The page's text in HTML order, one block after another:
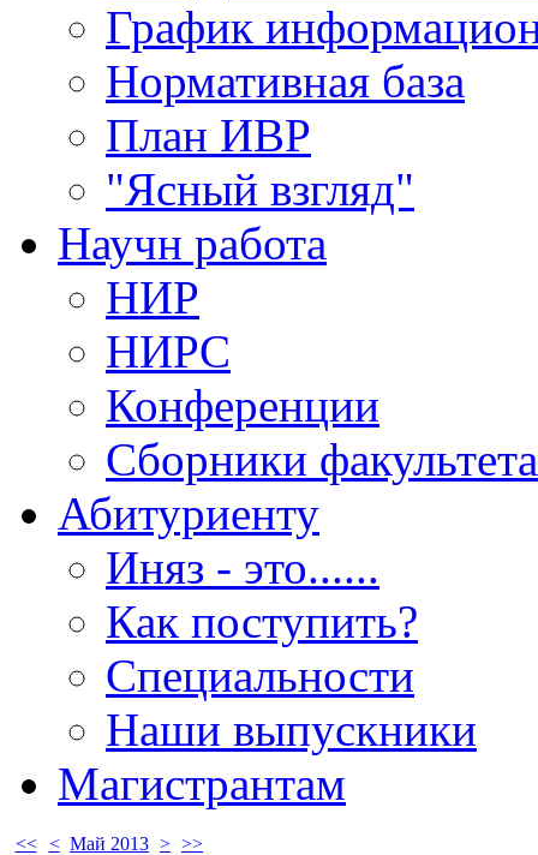
График
Нормативная база
План ИВР
"Ясный взгляд"
Научн работа
НИР
НИРС
Конференции
Сборники факультета
Абитуриенту
Иняз - это......
Как поступить?
Специальности
Наши выпускники
Магистрантам
<< < Май 2013 > >>